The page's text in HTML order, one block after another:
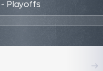
- Playoffs